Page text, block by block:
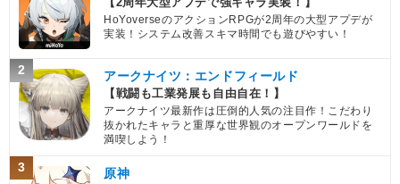
HoYoverseのアクションRPGが2周年の大型アプデが
実装！システム改善スキマ時間でも遊びやすい！
2 アークナイツ：エンドフィールド
【戦闘も工業発展も自由自在！】
アークナイツ最新作は圧倒的人気の注目作！こだわり
抜かれたキャラと重厚な世界観のオープンワールドを
満喫しよう！
3 原神